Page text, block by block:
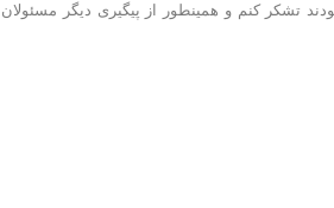
تشکر کنم و همینطور از پیگیری‌ دیگر مسئولان